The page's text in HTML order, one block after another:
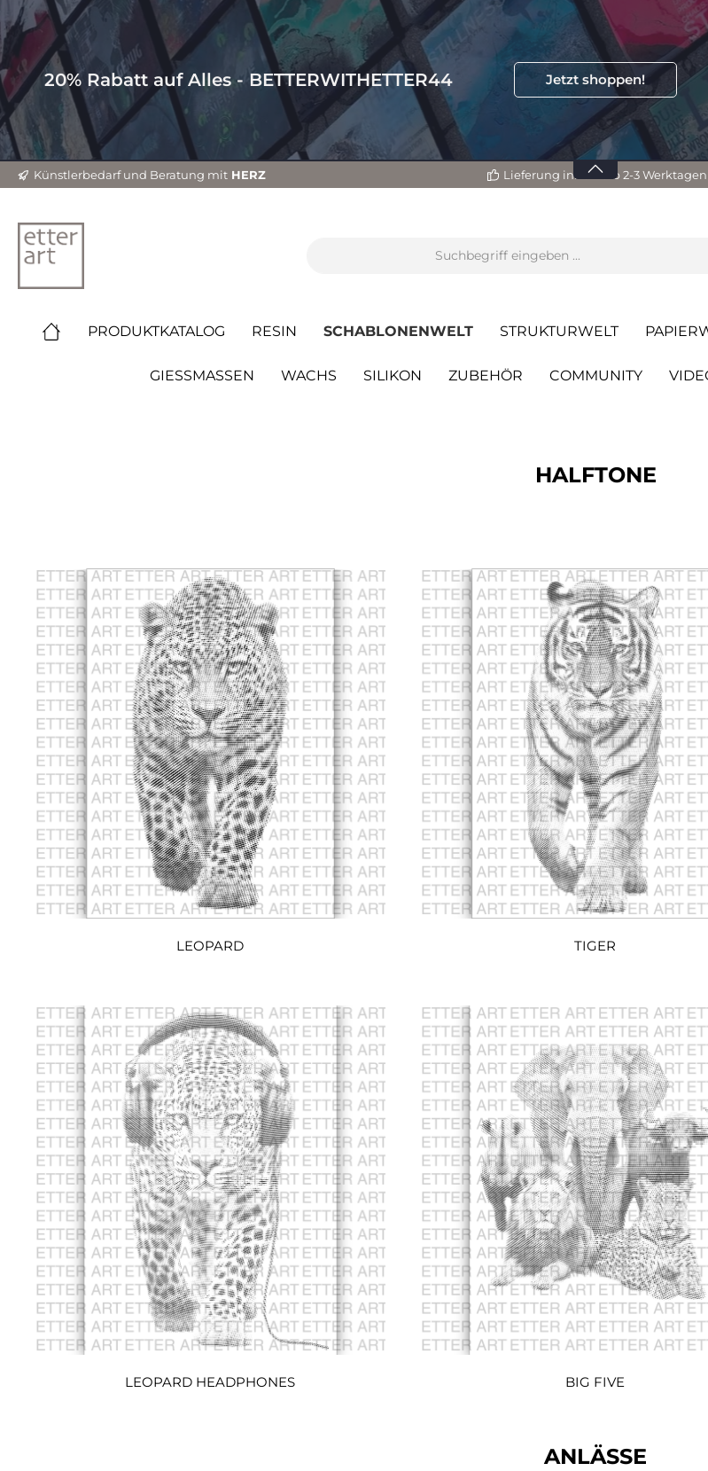
20% Rabatt auf Alles - BETTERWITHETTER44 Jetzt shoppen!
Künstlerbedarf und Beratung mit HERZ Lieferung innerhalb 2-3 Werktagen
PRODUKTKATALOG RESIN SCHABLONENWELT STRUKTURWELT
GIESSMASSEN WACHS SILIKON ZUBEHÖR COMMUNITY
HALFTONE
LEOPARD TIGER
LEOPARD HEADPHONES BIG FIVE
ANLÄSSE